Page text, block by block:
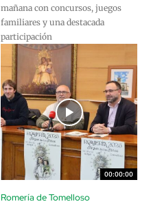
mañana con concursos, juegos
familiares y una destacada
participación
00:00:00
Romería de Tomelloso